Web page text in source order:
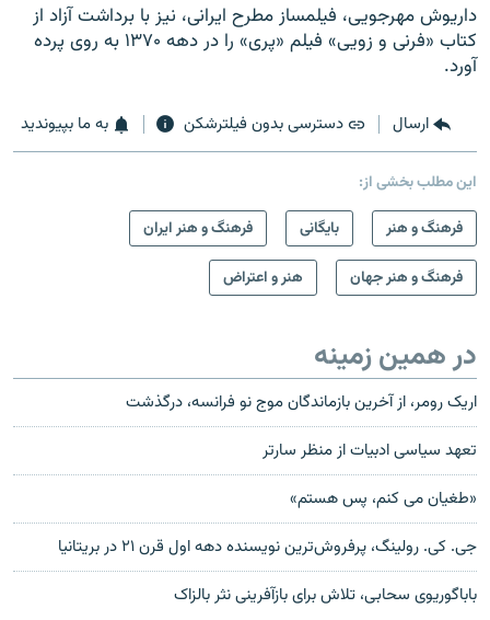
داريوش مهرجويى، فيلمساز مطرح ايرانى، نيز با برداشت آزاد از
كتاب «فرنى و زويى» فيلم «پرى» را در دهه ۱۳۷۰ به روى پرده
آورد.
ارسال دسترسی بدون فیلترشکن به ما بپیوندید
این مطلب بخشی از:
فرهنگ و هنر
بایگانی فرهنگ و هنر ایران
فرهنگ و هنر جهان هنر و اعتراض
در همین زمینه
اریک رومر، از آخرین بازماندگان موج نو فرانسه، درگذشت
تعهد سیاسی ادبیات از منظر سارتر
«طغیان می کنم، پس هستم»
جی. کی. رولینگ، پرفروش‌ترین نویسنده دهه اول قرن ۲۱ در بریتانیا
باباگوریوی سحابی، تلاش برای بازآفرینی نثر بالزاک